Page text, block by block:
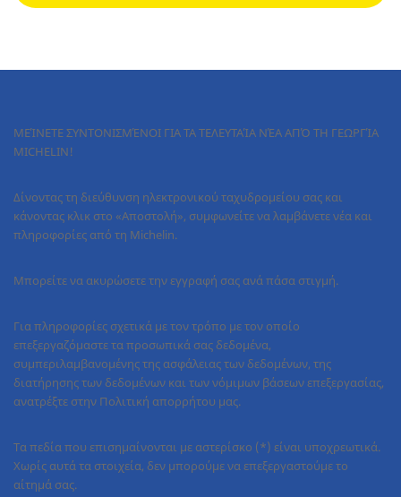
ΜΕΊΝΕΤΕ ΣΥΝΤΟΝΙΣΜΈΝΟΙ ΓΙΑ ΤΑ ΤΕΛΕΥΤΑΊΑ ΝΈΑ ΑΠΌ ΤΗ ΓΕΩΡΓΊΑ
MICHELIN!
Δίνοντας τη διεύθυνση ηλεκτρονικού ταχυδρομείου σας και
κάνοντας κλικ στο «Αποστολή», συμφωνείτε να λαμβάνετε νέα και
πληροφορίες από τη Michelin.
Μπορείτε να ακυρώσετε την εγγραφή σας ανά πάσα στιγμή.
Για πληροφορίες σχετικά με τον τρόπο με τον οποίο
επεξεργαζόμαστε τα προσωπικά σας δεδομένα,
συμπεριλαμβανομένης της ασφάλειας των δεδομένων, της
διατήρησης των δεδομένων και των νόμιμων βάσεων επεξεργασίας,
ανατρέξτε στην Πολιτική απορρήτου μας.
Τα πεδία που επισημαίνονται με αστερίσκο (*) είναι υποχρεωτικά.
Χωρίς αυτά τα στοιχεία, δεν μπορούμε να επεξεργαστούμε το
αίτημά σας.